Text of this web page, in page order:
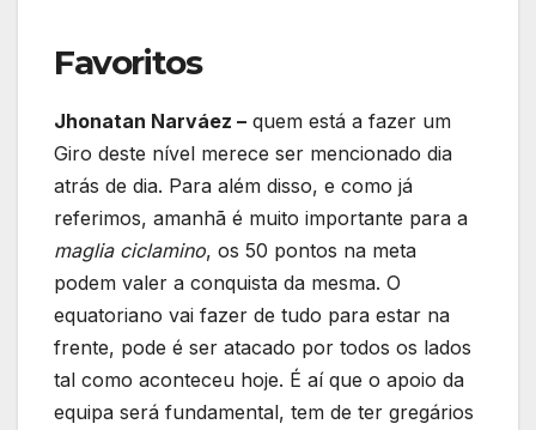
Favoritos
Jhonatan Narváez – quem está a fazer um
Giro deste nível merece ser mencionado dia
atrás de dia. Para além disso, e como já
referimos, amanhã é muito importante para a
maglia ciclamino, os 50 pontos na meta
podem valer a conquista da mesma. O
equatoriano vai fazer de tudo para estar na
frente, pode é ser atacado por todos os lados
tal como aconteceu hoje. É aí que o apoio da
equipa será fundamental, tem de ter gregários